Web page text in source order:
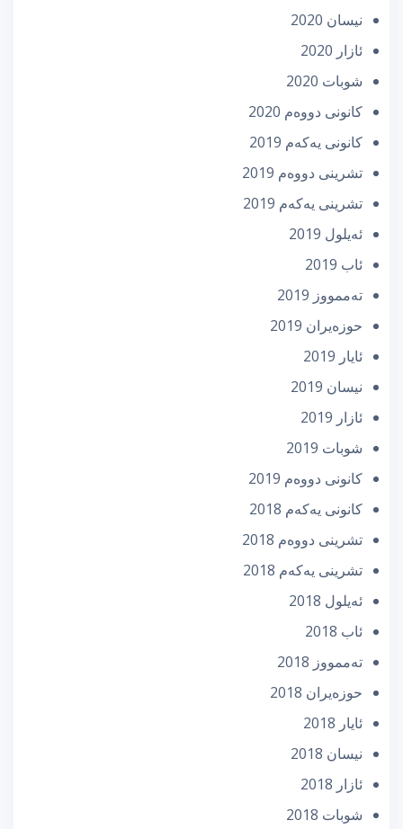
نیسان 2020
ئازار 2020
شوبات 2020
كانونی دووه‌م 2020
كانونی یه‌كه‌م 2019
تشرینی دووه‌م 2019
تشرینی یه‌كه‌م 2019
ئه‌یلول 2019
ئاب 2019
تەممووز 2019
حوزه‌یران 2019
ئایار 2019
نیسان 2019
ئازار 2019
شوبات 2019
كانونی دووه‌م 2019
كانونی یه‌كه‌م 2018
تشرینی دووه‌م 2018
تشرینی یه‌كه‌م 2018
ئه‌یلول 2018
ئاب 2018
تەممووز 2018
حوزه‌یران 2018
ئایار 2018
نیسان 2018
ئازار 2018
شوبات 2018